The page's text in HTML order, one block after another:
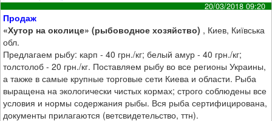
20/03/2018 09:20
Продаж
«Хутор на околице» (рыбоводное хозяйство) , Киев, Київська
обл.
Предлагаем рыбу: карп - 40 грн./кг; белый амур - 40 грн./кг;
толстолоб - 20 грн./кг. Поставляем рыбу во все регионы Украины,
а также в самые крупные торговые сети Киева и области. Рыба
выращена на экологически чистых кормах; строго соблюдены все
условия и нормы содержания рыбы. Вся рыба сертифицирована,
документы прилагаются (ветсвидетельство, ттн).